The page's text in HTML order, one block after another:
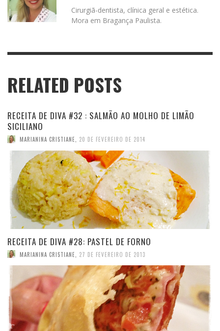
Cirurgiã-dentista, clínica geral e estética.
Mora em Bragança Paulista.
RELATED POSTS
RECEITA DE DIVA #32 : SALMÃO AO MOLHO DE LIMÃO
SICILIANO
MARIANINA CRISTIANE 20 DE FEVEREIRO DE 2014
RECEITA DE DIVA #28: PASTEL DE FORNO
MARIANINA CRISTIANE 27 DE FEVEREIRO DE 2013